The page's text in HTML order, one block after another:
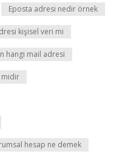
Eposta adresi nedir örnek
kişisel veri mi
hangi mail adresi
midir
hesap ne demek